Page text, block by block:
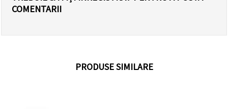
COMENTARII
PRODUSE SIMILARE